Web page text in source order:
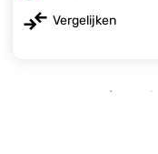
Vergelijken